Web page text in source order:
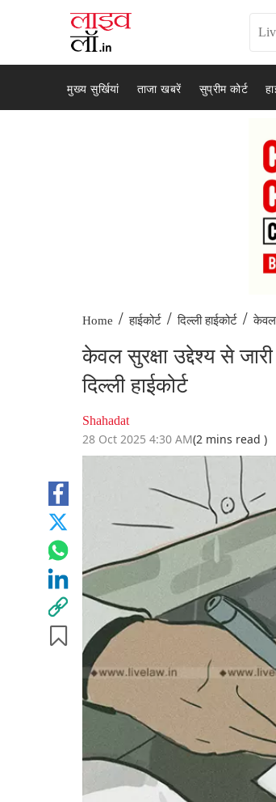
मुख्य सुर्खियां ताजा खबरें सुप्रीम कोर्ट
Home / हाईकोर्ट / दिल्ली हाईकोर्ट / केवल
केवल सुरक्षा उद्देश्य से
दिल्ली हाईकोर्ट
Shahadat
28 Oct 2025 4:30 AM(2 mins read )